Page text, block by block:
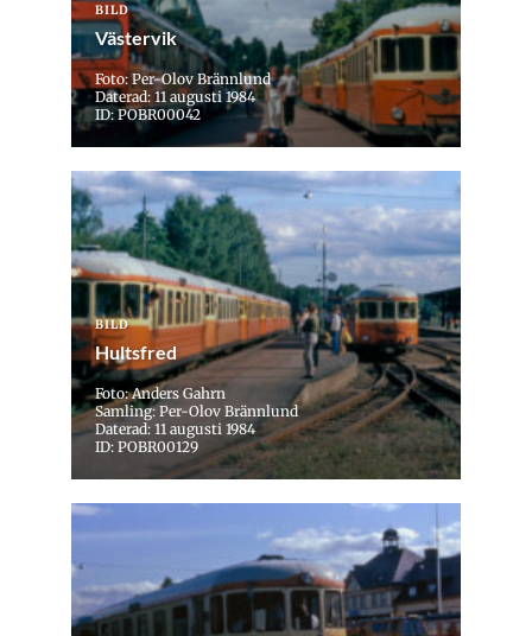
BILD
Västervik
Foto: Per-Olov Brännlund
Daterad: 11 augusti 1984
ID: POBR00042
BILD
Hultsfred
Foto: Anders Gahrn
Samling: Per-Olov Brännlund
Daterad: 11 augusti 1984
ID: POBR00129